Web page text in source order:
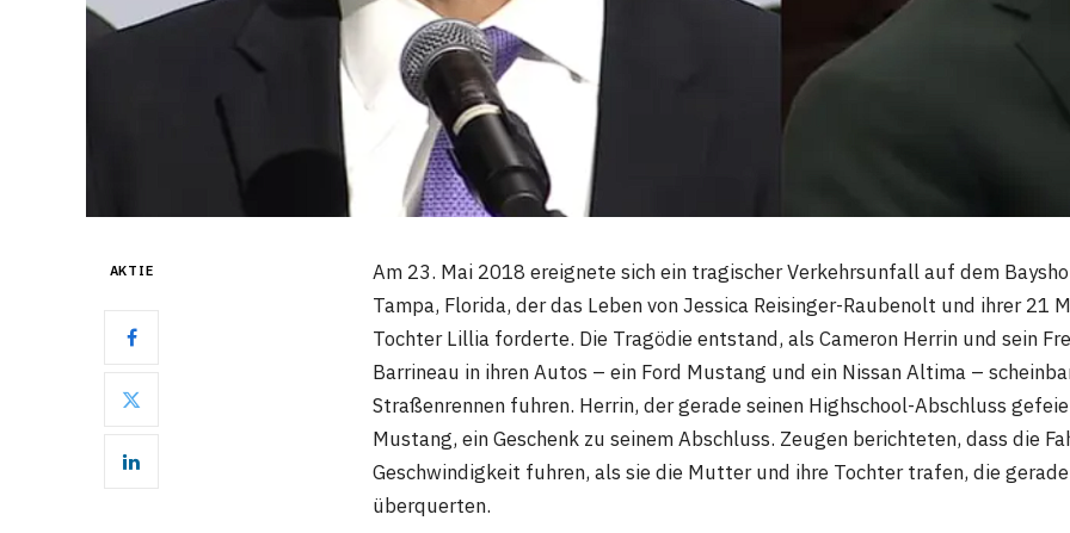
AKTIE
Am 23. Mai 2018 ereignete sich ein tragischer Verkehrsunfall auf dem
Tampa, Florida, der das Leben von Jessica Reisinger-Raubenolt und ihrer 21
Tochter Lillia forderte. Die Tragödie entstand, als Cameron Herrin und sein
Barrineau in ihren Autos – ein Ford Mustang und ein Nissan Altima –
Straßenrennen fuhren. Herrin, der gerade seinen Highschool-Abschluss
Mustang, ein Geschenk zu seinem Abschluss. Zeugen berichteten, dass die
Geschwindigkeit fuhren, als sie die Mutter und ihre Tochter trafen, die
überquerten.